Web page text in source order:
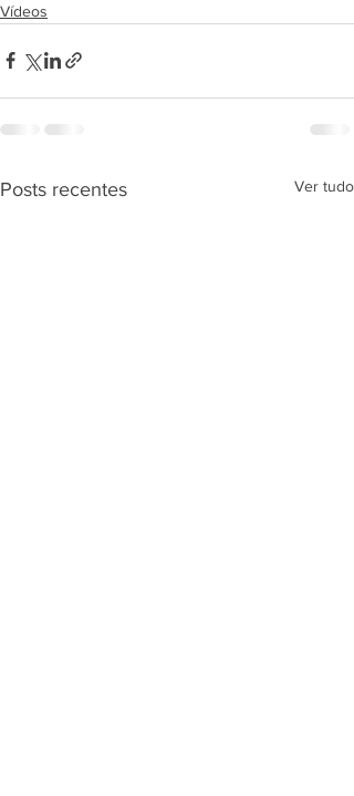
Vídeos
Posts recentes Ver tudo